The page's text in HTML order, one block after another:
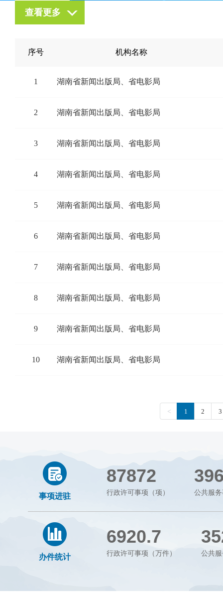
查看更多
事项进驻
87872
行政许可事项（项） 公共服
办件统计
6920.7
行政许可事项（万件） 公共